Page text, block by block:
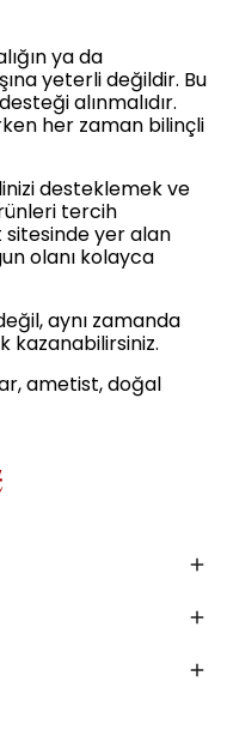
ya da
yeterli değildir. Bu
alınmalıdır.
her zaman bilinçli
desteklemek ve
tercih
sitesinde yer alan
olanı kolayca
aynı zamanda
kazanabilirsiniz.
ametist, doğal